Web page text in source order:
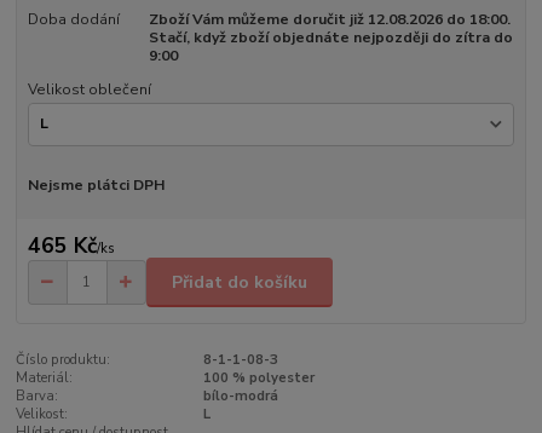
Doba dodání
Zboží Vám můžeme doručit již 12.08.2026 do 18:00.
Stačí, když zboží objednáte nejpozději do zítra do
9:00
Velikost oblečení
Nejsme plátci DPH
465 Kč/ks
Přidat do košíku
Číslo produktu:
8-1-1-08-3
Materiál:
100 % polyester
Barva:
bílo-modrá
Velikost:
L